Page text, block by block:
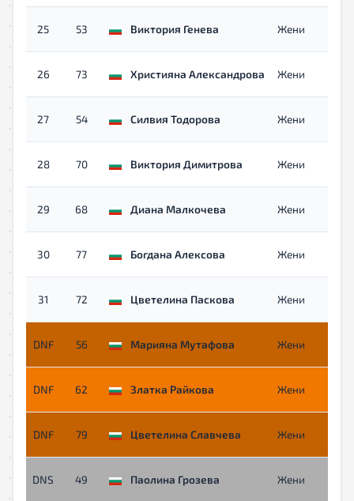
25 53 Виктория Генева Жени
26 73 Християна Александрова Жени
27 54 Силвия Тодорова Жени
28 70 Виктория Димитрова Жени
29 68 Диана Малкочева Жени
30 77 Богдана Алексова Жени
31 72 Цветелина Паскова Жени
DNF 56 Марияна Мутафова Жени
DNF 62 Златка Райкова Жени
DNF 79 Цветелина Славчева Жени
DNS 49 Паолина Грозева Жени